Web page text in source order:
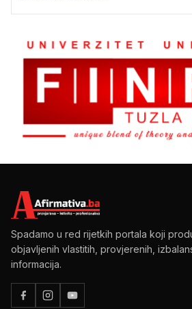
Spadamo u red rijetkih portala koji
objavljenih vlastitih, provjerenih,
informacija.